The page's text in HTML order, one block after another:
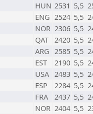
HUN 2531 5,5
ENG 2524 5,5
NOR 2306 5,5
QAT 2420 5,5
ARG 2585 5,5
EST 2190 5,5
USA 2483 5,5
ESP 2284 5,5
FRA 2437 5,5
NOR 2404 5,5